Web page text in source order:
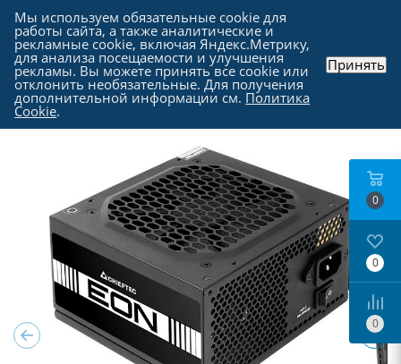
Каталог - Комплектующие для компьютера
Блоки питания для компьютеров
0
0
0
Мы используем обязательные cookie для
работы сайта, а также аналитические и
рекламные cookie, включая Яндекс.Метрику,
для анализа посещаемости и улучшения
рекламы. Вы можете принять все cookie или
отклонить необязательные. Для получения
дополнительной информации см. Политика
Cookie.
Принять